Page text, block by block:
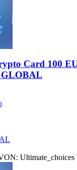
Card 100
GLOBAL
Ultimate_choices